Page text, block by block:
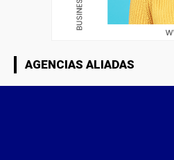
AGENCIAS ALIADAS